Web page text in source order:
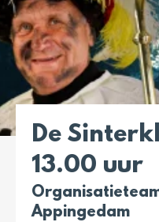
De
13.00 uur
Appingedam